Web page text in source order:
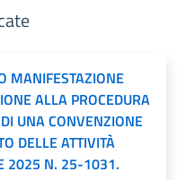
MANIFESTAZIONE
ALLA PROCEDURA
UNA CONVENZIONE
DELLE ATTIVITÀ
2025 N. 25-1031.